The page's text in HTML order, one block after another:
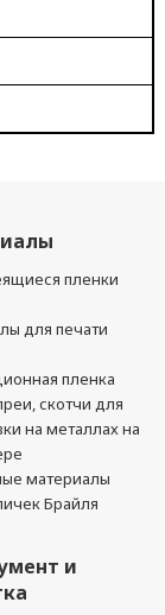
пленки
для печати
пленка
скотчи для
на металлах на
материалы
Брайля
и